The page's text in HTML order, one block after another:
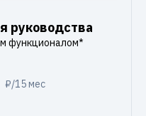
руководства
функционалом*
₽/15 мес